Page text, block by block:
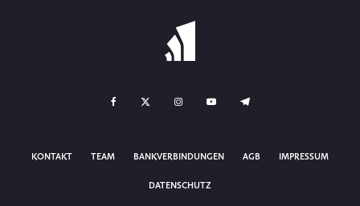
KONTAKT TEAM BANKVERBINDUNGEN AGB IMPRESSUM
DATENSCHUTZ